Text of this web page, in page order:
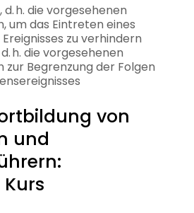
, d. h. die vorgesehenen
um das Eintreten eines
zu verhindern
d. h. die vorgesehenen
zur Begrenzung der Folgen
von
und